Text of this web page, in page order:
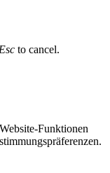
Esc to cancel.
Funktionen